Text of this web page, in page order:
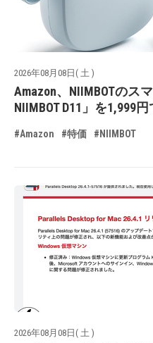
2026年08月08日( 土 )
Amazon、NIIMBOTのス
NIIMBOT D11」を1,999
#Amazon #特価 #NIIMBOT
2026年08月08日( 土 )